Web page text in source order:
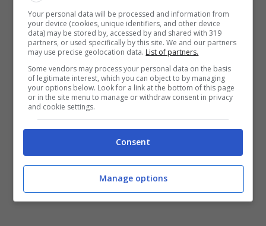
zona.
Per ulteriori dettagli e aggiornamenti, è
consigliabile consultare il post ufficiale
disponibile online.
Your personal data will be processed and information from
your device (cookies, unique identifiers, and other device
data) may be stored by, accessed by and shared with 319
partners, or used specifically by this site. We and our partners
may use precise geolocation data. List of partners.
Some vendors may process your personal data on the basis
of legitimate interest, which you can object to by managing
your options below. Look for a link at the bottom of this page
or in the site menu to manage or withdraw consent in privacy
and cookie settings.
Consent
Manage options